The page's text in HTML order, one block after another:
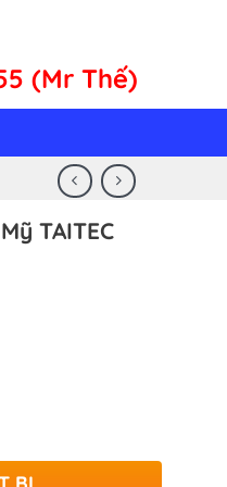
(Mr Thế)
TAITEC